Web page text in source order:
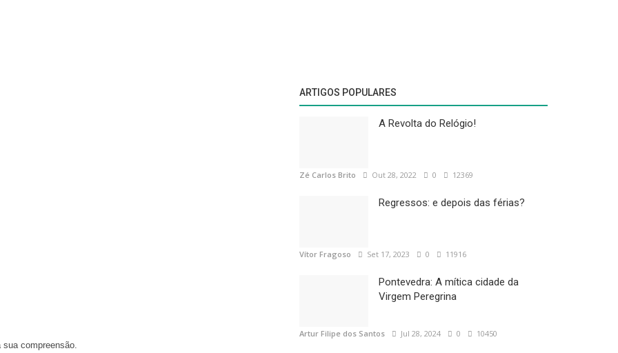
compreensão.
ARTIGOS POPULARES
A Revolta do Relógio!
Zé Carlos Brito Out 28, 2022 0 12369
Regressos: e depois das férias?
Vítor Fragoso Set 17, 2023 0 11916
Pontevedra: A mítica cidade da
Virgem Peregrina
Artur Filipe dos Santos Jul 28, 2024 0 10450